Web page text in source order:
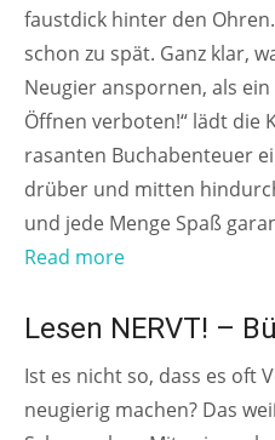
faustdick hinter den
schon zu spät. Ganz klar,
Neugier anspornen, als ein
Öffnen verboten!“ lädt die
rasanten Buchabenteuer
drüber und mitten
und jede Menge Spaß
Read more
AB 7 JAHREN
Lesen NERVT! –
Ist es nicht so, dass es oft
neugierig machen? Das